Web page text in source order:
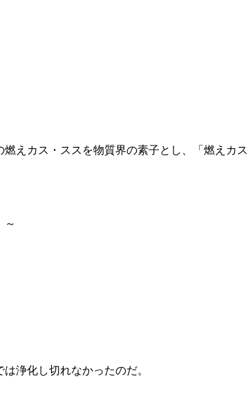
カス・ススを物質界の素子とし、「燃えカス
～
浄化し切れなかったのだ。